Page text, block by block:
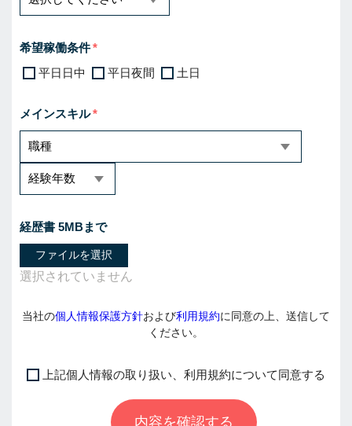
希望稼働条件
平日日中
平日夜間 土日
メインスキル
経歴書 5MBまで
ファイルを選択
当社の個人情報保護方針および利用規約に同意の上、送信して
ください。
上記個人情報の取り扱い、利用規約について同意する
内容を確認する